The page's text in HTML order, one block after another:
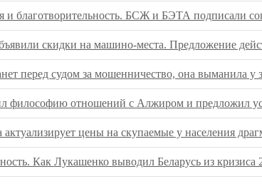
и благотворительность. БСЖ и БЭТА подписали
скидки на машино-места. Предложение
перед судом за мошенничество, она выманила у
философию отношений с Алжиром и предложил
цены на скупаемые у населения
Как Лукашенко выводил Беларусь из кризиса